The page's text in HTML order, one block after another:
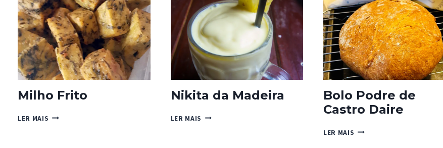
Milho Frito
LER MAIS MILHO
Nikita da Madeira
LER MAIS NIKITA
Bolo Podre de
Castro Daire
LER MAIS BOLO